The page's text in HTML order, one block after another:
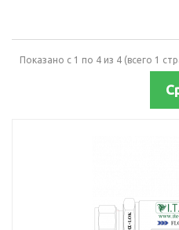
Показано с 1 по 4 из 4 (всего 1